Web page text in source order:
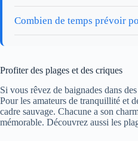
Combien de temps prévoir
Profiter des plages et des criques
Si vous rêvez de baignades dans
Pour les amateurs de tranquillité et
cadre sauvage. Chacune a son
mémorable. Découvrez aussi les